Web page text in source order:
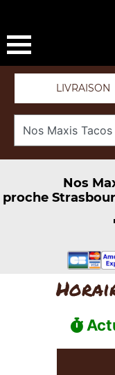
LIVRAISON
Nos
proche